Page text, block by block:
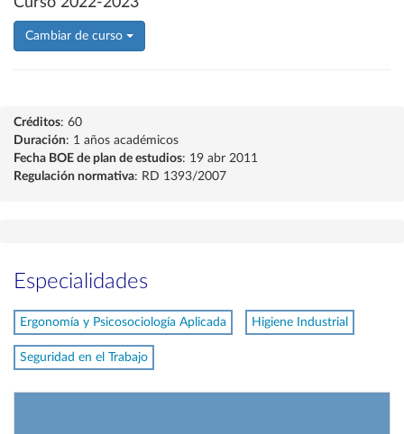
Cambiar de curso
Créditos: 60
Duración: 1 años académicos
Fecha BOE de plan de estudios: 19 abr 2011
Regulación normativa: RD 1393/2007
Especialidades
Ergonomía y Psicosociología Aplicada Higiene Industrial
Seguridad en el Trabajo